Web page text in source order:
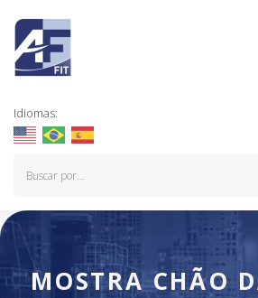
Idiomas:
MOSTRA CHÃO